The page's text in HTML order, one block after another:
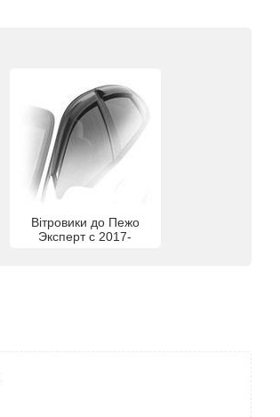
Вітровики до Пежо
Эксперт с 2017-